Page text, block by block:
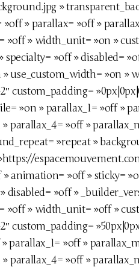
»
» parallax= »off »
» width_unit= »on »
»off » disabled=
use_custom_width= »on »
custom_padding=
»on » parallax_1= »off »
parallax_4= »off »
»repeat »
animation= »off » sticky=
disabled= »off »
» width_unit= »off »
custom_padding=
parallax_1= »off »
parallax_4= »off »